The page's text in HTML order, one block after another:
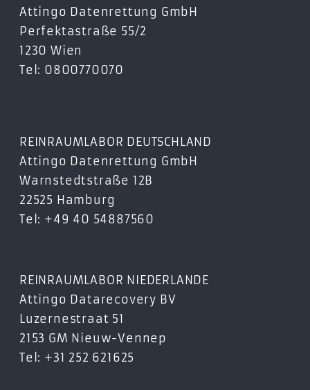
Attingo Datenrettung GmbH
Perfektastraße 55/2
1230 Wien
Tel: 0800770070
REINRAUMLABOR DEUTSCHLAND
Attingo Datenrettung GmbH
Warnstedtstraße 12B
22525 Hamburg
Tel: +49 40 54887560
REINRAUMLABOR NIEDERLANDE
Attingo Datarecovery BV
Luzernestraat 51
2153 GM Nieuw-Vennep
Tel: +31 252 621625